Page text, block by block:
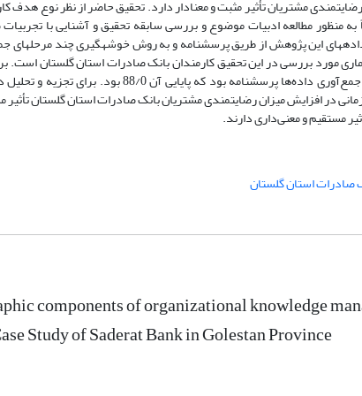
مشتریان تأثیر مثبت و معنادار دارد. تحقیق حاضر از نظر نوع هدف
منظور مطالعه ادبیات موضوع و بررسی سابقه تحقیق و آشنایی با
این پژوهش از طریق پرسشنامه و به روش خوشه­گیری چند مرحله­ای
مورد بررسی در این تحقیق کارمندان بانک صادرات استان گلستان است.
جدول مورگان استفاده می­کنیم. حجم نمونه برابر با 54 نفر تعیین شد. ابزار جمع‌آوری
در افزایش میزان رضایتمندی مشتریان بانک صادرات استان گلستان تأثیر
مستقیم و معنی‌داری دارند.
صادرات استان گلستان
components of organizational knowledge
Study of Saderat Bank in Golestan Province